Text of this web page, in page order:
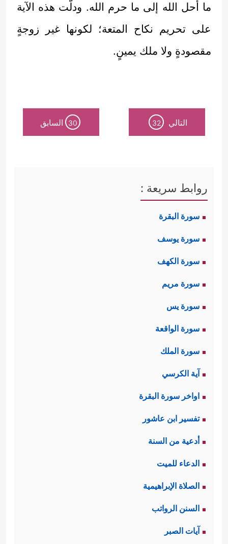
ما أحل الله إلى ما حرم الله. ودلَّت هذه الآية
على تحريم نكاح المتعة؛ لكونها غير زوجةٍ
مقصودةٍ ولا ملك يمينٍ.
التالي 32
30 السابق
روابط سريعة :
سورة البقرة
سورة يوسف
سورة الكهف
سورة مريم
سورة يس
سورة الواقعة
سورة الملك
آية الكرسي
اواخر سورة البقرة
تفسير ابن عاشور
أدعية من السنة
الدعاء للميت
الصلاة الإبراهيمية
السنن الرواتب
آيات الصبر